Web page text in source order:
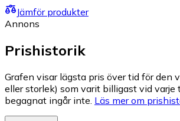
Jämför produkter
Annons
Prishistorik
Grafen visar lägsta pris över tid för den
eller storlek) som varit billigast vid varje
begagnat ingår inte. Läs mer om